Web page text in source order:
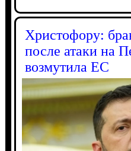
Христофору:
после атаки на
возмутила ЕС